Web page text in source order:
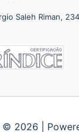
Saleh Riman,
2026 |